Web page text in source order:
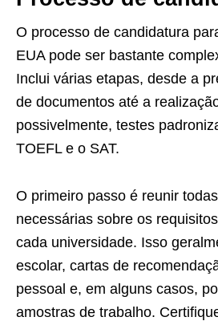
O processo de candidatura
EUA pode ser bastante
Inclui várias etapas, desde a
de documentos até a
possivelmente, testes
TOEFL e o SAT.
O primeiro passo é reunir
necessárias sobre os
cada universidade. Isso
escolar, cartas de
pessoal e, em alguns casos,
amostras de trabalho.